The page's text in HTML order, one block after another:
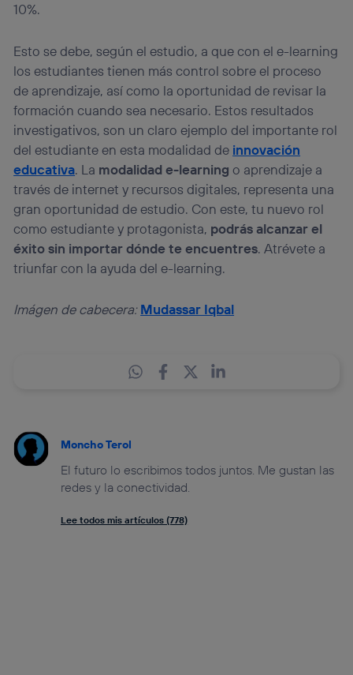
10%.
Esto se debe, según el estudio, a que con el e-learning
los estudiantes tienen más control sobre el proceso
de aprendizaje, así como la oportunidad de revisar la
formación cuando sea necesario. Estos resultados
investigativos, son un claro ejemplo del importante rol
del estudiante en esta modalidad de innovación
educativa. La modalidad e-learning o aprendizaje a
través de internet y recursos digitales, representa una
gran oportunidad de estudio. Con este, tu nuevo rol
como estudiante y protagonista, podrás alcanzar el
éxito sin importar dónde te encuentres. Atrévete a
triunfar con la ayuda del e-learning.
Imágen de cabecera:Mudassar Iqbal
Moncho Terol
El futuro lo escribimos todos juntos. Me gustan las
redes y la conectividad.
Lee todos mis artículos (778)